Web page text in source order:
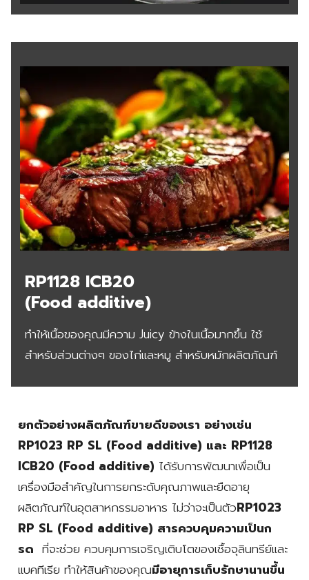
RP1128 ICB20
(Food additive)
ทำให้เนื้อของคุณมีความ Juicy ข้างในเนื้อมากขึ้น ใช้
สำหรับส่วนต่างๆ ของไก่และหมู สำหรับหมักผลิตภัณฑ์
ยกตัวอย่างผลิตภัณฑ์ขายดีของเรา อย่างเช่น
RP1023 RP SL (Food additive) และ RP1128
ICB20 (Food additive) ได้รับการพัฒนาเพื่อเป็น
เครื่องมือสำคัญในการยกระดับคุณภาพและยืดอายุ
ผลิตภัณฑ์ในอุตสาหกรรมอาหาร ไม่ว่าจะเป็นตัวRP1023
RP SL (Food additive) สารควบคุมความเป็นก
รด ที่จะช่วย ควบคุมการเจริญเติบโตของเชื้อจุลินทรีย์และ
แบคทีเรีย ทำให้สินค้าของคุณมีอายุการเก็บรักษานานขึ้น